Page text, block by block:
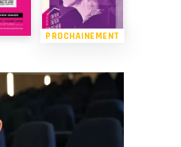
PROCHAINEMENT